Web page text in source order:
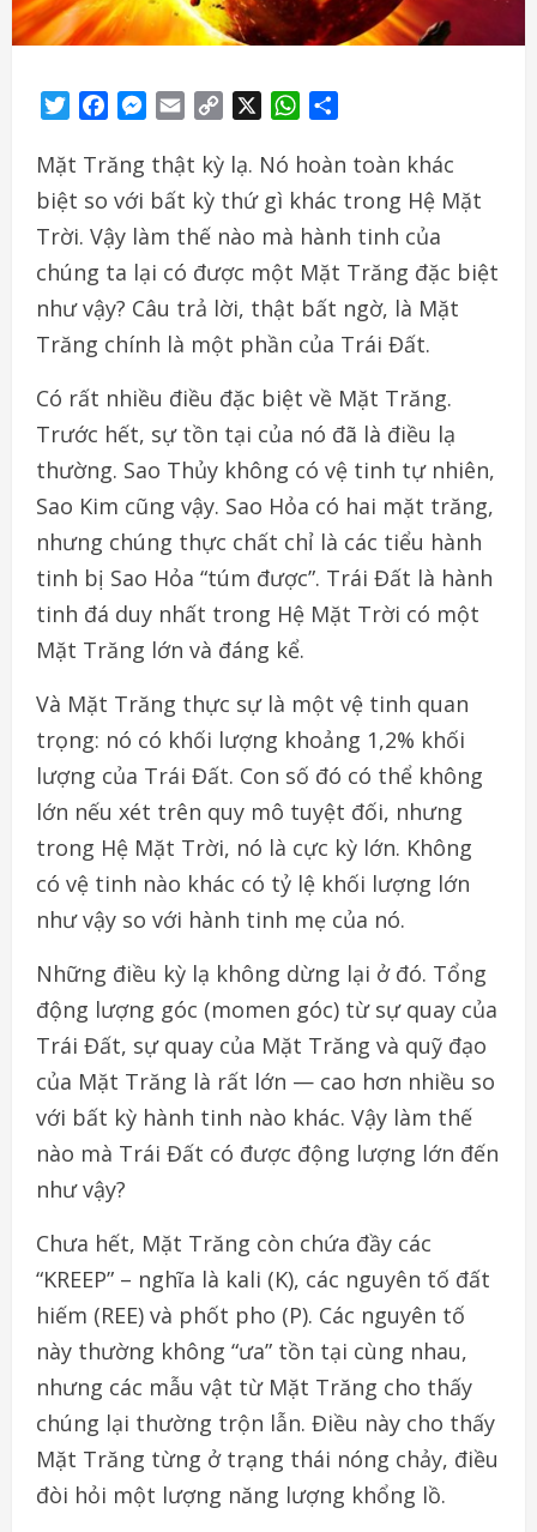
TwitterFacebookMessenger
Email
Copy
WhatsApp
Mặt Trăng thật kỳ lạ. Nó hoàn toàn khác
biệt so với bất kỳ thứ gì khác trong Hệ Mặt
Trời. Vậy làm thế nào mà hành tinh của
chúng ta lại có được một Mặt Trăng đặc biệt
như vậy? Câu trả lời, thật bất ngờ, là Mặt
Trăng chính là một phần của Trái Đất.
Có rất nhiều điều đặc biệt về Mặt Trăng.
Trước hết, sự tồn tại của nó đã là điều lạ
thường. Sao Thủy không có vệ tinh tự nhiên,
Sao Kim cũng vậy. Sao Hỏa có hai mặt trăng,
nhưng chúng thực chất chỉ là các tiểu hành
tinh bị Sao Hỏa “túm được”. Trái Đất là hành
tinh đá duy nhất trong Hệ Mặt Trời có một
Mặt Trăng lớn và đáng kể.
Và Mặt Trăng thực sự là một vệ tinh quan
trọng: nó có khối lượng khoảng 1,2% khối
lượng của Trái Đất. Con số đó có thể không
lớn nếu xét trên quy mô tuyệt đối, nhưng
trong Hệ Mặt Trời, nó là cực kỳ lớn. Không
có vệ tinh nào khác có tỷ lệ khối lượng lớn
như vậy so với hành tinh mẹ của nó.
Những điều kỳ lạ không dừng lại ở đó. Tổng
động lượng góc (momen góc) từ sự quay của
Trái Đất, sự quay của Mặt Trăng và quỹ đạo
của Mặt Trăng là rất lớn — cao hơn nhiều so
với bất kỳ hành tinh nào khác. Vậy làm thế
nào mà Trái Đất có được động lượng lớn đến
như vậy?
Chưa hết, Mặt Trăng còn chứa đầy các
“KREEP” – nghĩa là kali (K), các nguyên tố đất
hiếm (REE) và phốt pho (P). Các nguyên tố
này thường không “ưa” tồn tại cùng nhau,
nhưng các mẫu vật từ Mặt Trăng cho thấy
chúng lại thường trộn lẫn. Điều này cho thấy
Mặt Trăng từng ở trạng thái nóng chảy, điều
đòi hỏi một lượng năng lượng khổng lồ.